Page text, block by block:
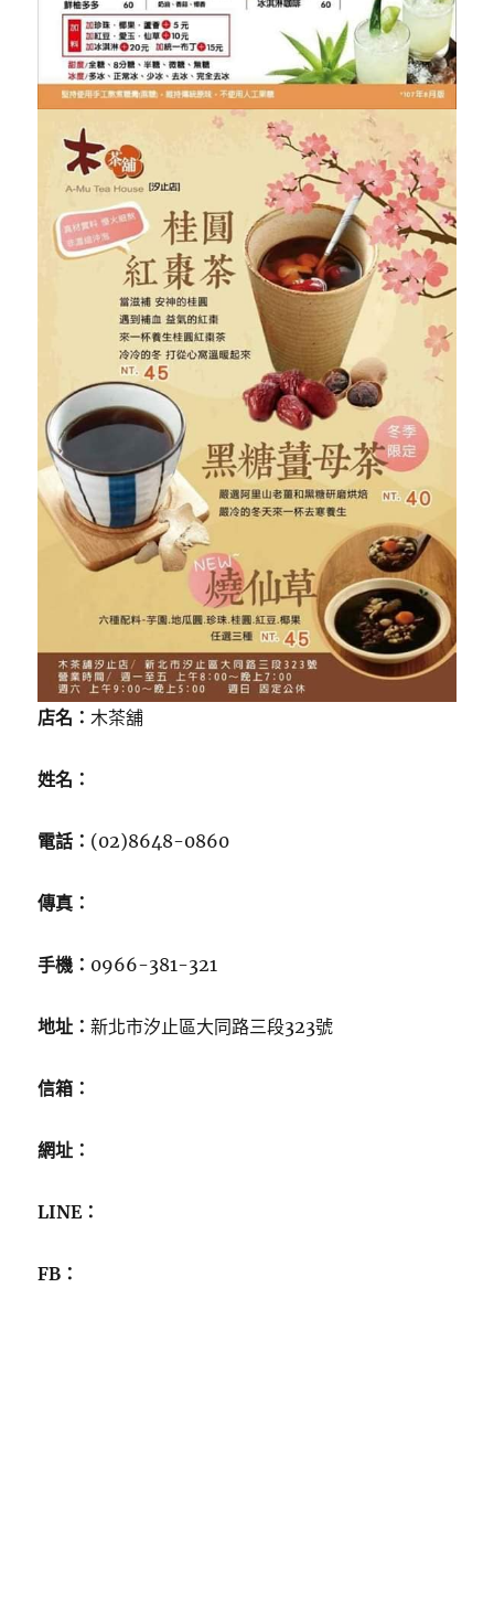
店名：木茶舖
姓名：
電話： (02)8648-0860
傳真：
手機： 0966-381-321
地址：新北市汐止區大同路三段323號
信箱：
網址：
LINE：
FB：